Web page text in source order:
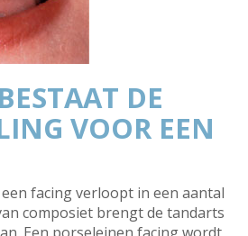
DE
VOOR EEN
facing verloopt in een aantal
composiet brengt de tandarts